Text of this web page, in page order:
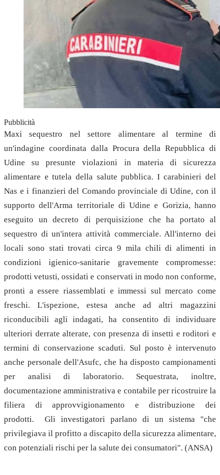
Pubblicità
Maxi sequestro nel settore alimentare al termine di
un'indagine coordinata dalla Procura della Repubblica di
Udine su presunte violazioni in materia di sicurezza
alimentare e tutela della salute pubblica. I carabinieri del
Nas e i finanzieri del Comando provinciale di Udine, con il
supporto dell'Arma territoriale di Udine e Gorizia, hanno
eseguito un decreto di perquisizione che ha portato al
sequestro di un'intera attività commerciale. All'interno dei
locali sono stati trovati circa 9 mila chili di alimenti in
condizioni igienico-sanitarie gravemente compromesse:
prodotti vetusti, ossidati e conservati in modo non conforme,
pronti a essere riassemblati e immessi sul mercato come
freschi. L'ispezione, estesa anche ad altri magazzini
riconducibili agli indagati, ha consentito di individuare
ulteriori derrate alterate, con presenza di insetti e roditori e
termini di conservazione scaduti. Sul posto è intervenuto
anche personale dell'Asufc, che ha disposto campionamenti
per analisi di laboratorio. Sequestrata, inoltre,
documentazione amministrativa e contabile per ricostruire la
filiera di approvvigionamento e distribuzione dei
prodotti. Gli investigatori parlano di un sistema "che
privilegiava il profitto a discapito della sicurezza alimentare,
con potenziali rischi per la salute dei consumatori". (ANSA)